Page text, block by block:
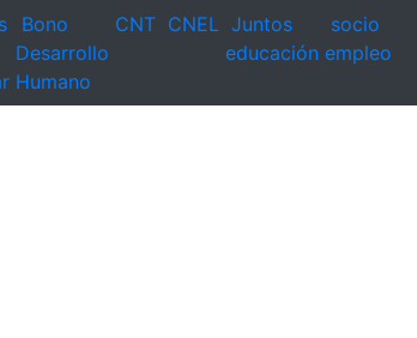
Bono
Desarrollo
Humano
CNT CNEL Juntos
educación
socio
empleo